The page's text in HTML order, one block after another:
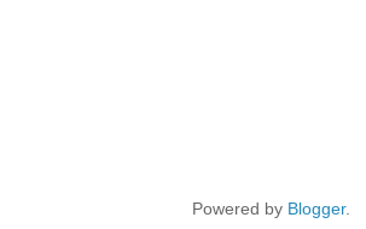
Powered by Blogger.